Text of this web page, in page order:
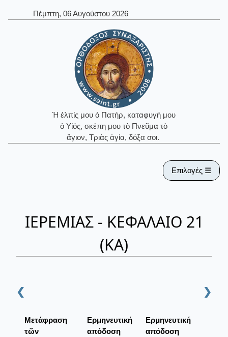
Πέμπτη, 06 Αυγούστου 2026
Ἡ ἐλπίς μου ὁ Πατήρ, καταφυγή μου
ὁ Υἱός, σκέπη μου τὸ Πνεῦμα τὸ
ἅγιον, Τριὰς ἁγία, δόξα σοι.
Επιλογές ☰
ΙΕΡΕΜΙΑΣ - ΚΕΦΑΛΑΙΟ 21
(ΚΑ)
❮ ❯
Μετάφραση
τῶν
Ερμηνευτική
απόδοση
Ερμηνευτική
απόδοση